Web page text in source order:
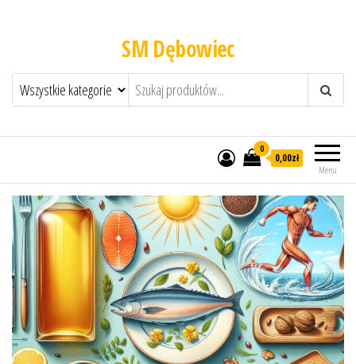
SM Dębowiec
Menu
0
0,00zł